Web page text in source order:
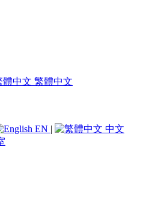
繁體中文
EN | 中文